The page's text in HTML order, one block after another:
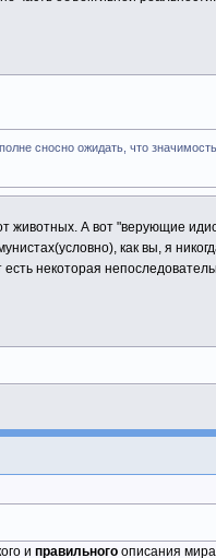
сносно ожидать, что
животных. А вот "верующие
как вы, я
некоторая
и правильного описания